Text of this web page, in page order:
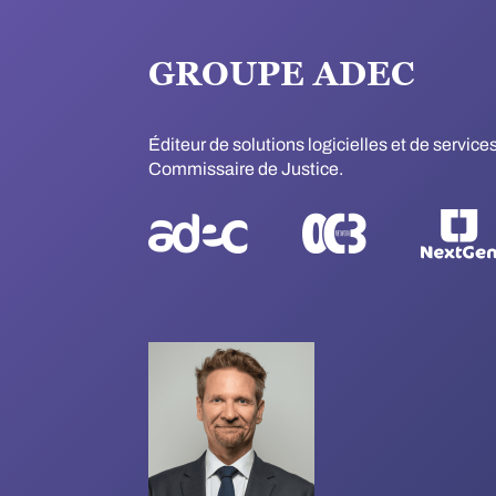
GROUPE ADEC
Éditeur de solutions logicielles et de
Commissaire de Justice.